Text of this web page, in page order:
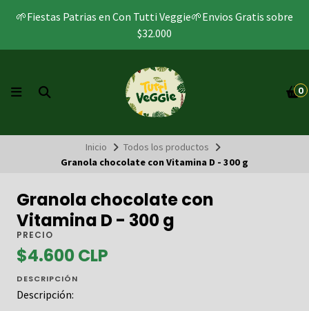
🌱Fiestas Patrias en Con Tutti Veggie🌱Envios Gratis sobre
$32.000
0
Inicio
Todos los productos
Granola chocolate con Vitamina D - 300 g
Granola chocolate con
Vitamina D - 300 g
PRECIO
$4.600 CLP
DESCRIPCIÓN
Descripción: